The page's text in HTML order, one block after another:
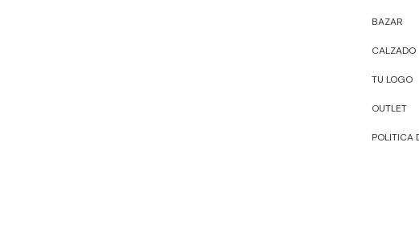
BAZAR
CALZADO
TU LOGO
OUTLET
POLITICA